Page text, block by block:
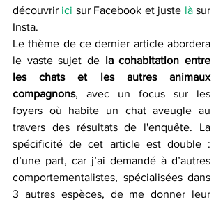
découvrir ici sur Facebook et juste là sur
Insta.
Le thème de ce dernier article abordera
le vaste sujet de la cohabitation entre
les chats et les autres animaux
compagnons, avec un focus sur les
foyers où habite un chat aveugle au
travers des résultats de l'enquête. La
spécificité de cet article est double :
d’une part, car j’ai demandé à d’autres
comportementalistes, spécialisées dans
3 autres espèces, de me donner leur